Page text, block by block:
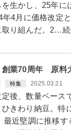
生かし、25年
4月に価格改定
取り組んだ。2…
業70周年 原料
特集 2025.03.21
後、数量ベース
きわり納豆。特
近堅調に推移す